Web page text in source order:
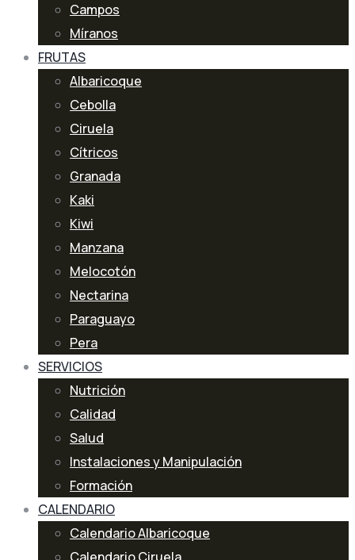
Campos
Míranos
FRUTAS
Albaricoque
Cebolla
Ciruela
Cítricos
Granada
Kaki
Kiwi
Manzana
Melocotón
Nectarina
Paraguayo
Pera
SERVICIOS
Nutrición
Calidad
Salud
Instalaciones y Manipulación
Formación
CALENDARIO
Calendario Albaricoque